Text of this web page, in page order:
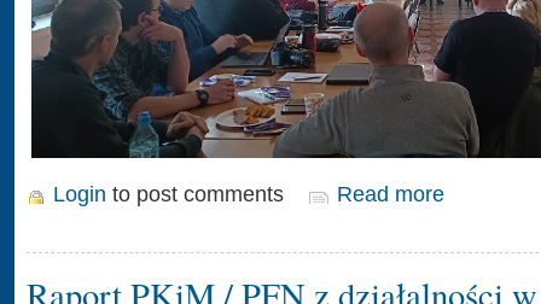
Login to post comments Read more
Raport PKiM / PFN z działalności